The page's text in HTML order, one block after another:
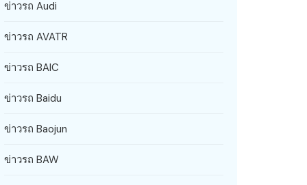
ข่าวรถ Audi
ข่าวรถ AVATR
ข่าวรถ BAIC
ข่าวรถ Baidu
ข่าวรถ Baojun
ข่าวรถ BAW